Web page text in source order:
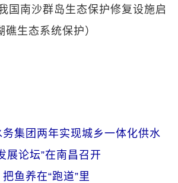
国南沙群岛生态保护修复设施启
生态系统保护）
集团两年实现城乡一体化供水
展论坛”在南昌召开
鱼养在“跑道”里